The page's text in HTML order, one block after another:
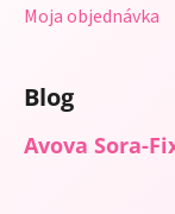
Moja objednávka
Blog
Avova Sora-